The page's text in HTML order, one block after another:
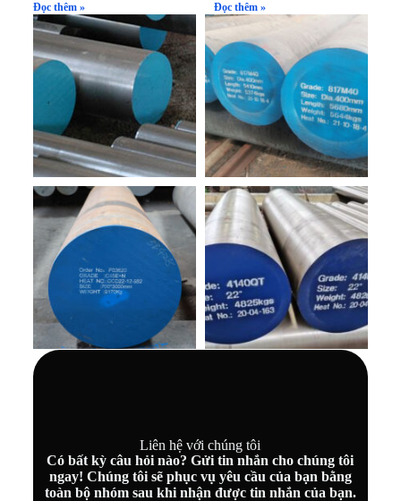
Đọc thêm » Đọc thêm »
Liên hệ với chúng tôi
Có bất kỳ câu hỏi nào? Gửi tin nhắn cho chúng tôi
ngay! Chúng tôi sẽ phục vụ yêu cầu của bạn bằng
toàn bộ nhóm sau khi nhận được tin nhắn của bạn.